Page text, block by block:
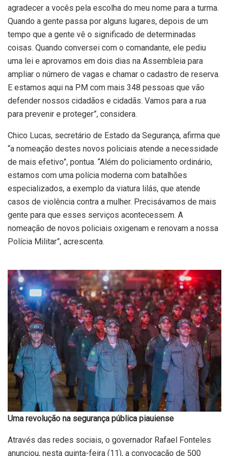
agradecer a vocês pela escolha do meu nome para a turma.
Quando a gente passa por alguns lugares, depois de um
tempo que a gente vê o significado de determinadas
coisas. Quando conversei com o comandante, ele pediu
uma lei e aprovamos em dois dias na Assembleia para
ampliar o número de vagas e chamar o cadastro de reserva.
E estamos aqui na PM com mais 348 pessoas que vão
defender nossos cidadãos e cidadãs. Vamos para a rua
para prevenir e proteger”, considera.
Chico Lucas, secretário de Estado da Segurança, afirma que
“a nomeação destes novos policiais atende a necessidade
de mais efetivo”, pontua. “Além do policiamento ordinário,
estamos com uma polícia moderna com batalhões
especializados, a exemplo da viatura lilás, que atende
casos de violência contra a mulher. Precisávamos de mais
gente para que esses serviços acontecessem. A
nomeação de novos policiais oxigenam e renovam a nossa
Polícia Militar”, acrescenta.
Uma revolução na segurança pública piauiense
Através das redes sociais, o governador Rafael Fonteles
anunciou, nesta quinta-feira (11), a convocação de 500